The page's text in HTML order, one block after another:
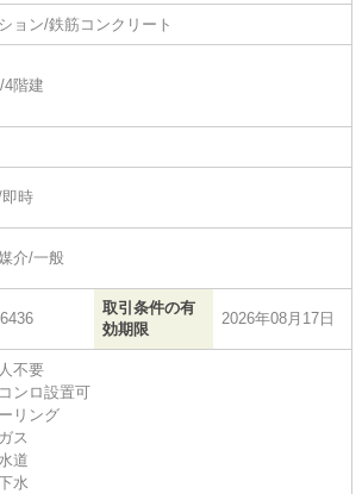
ョン/鉄筋コンクリート
4階建
時
介/一般
取引条件の有
効期限
2026年08月17日
不要
ンロ設置可
リング
ス
道
水